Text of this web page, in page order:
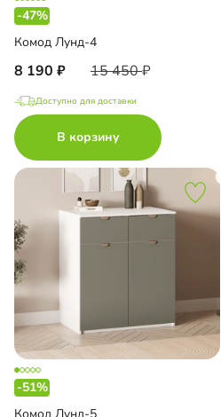
-47%
Комод Лунд-4
8 190 15 450
Доступно для доставки
В корзину
-51%